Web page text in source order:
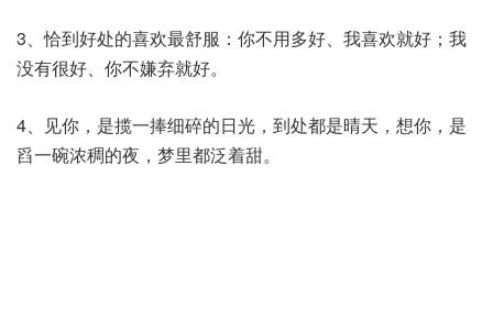
3、恰到好处的喜欢最舒服：你不用多好、我喜欢就好；我
没有很好、你不嫌弃就好。
4、见你，是揽一捧细碎的日光，到处都是晴天，想你，是
舀一碗浓稠的夜，梦里都泛着甜。